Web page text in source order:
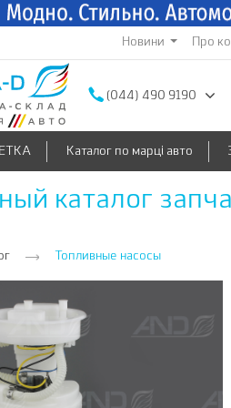
Новини Про
(044) 490 9190
ETKA Каталог по марці авто
каталог
Топливные насосы